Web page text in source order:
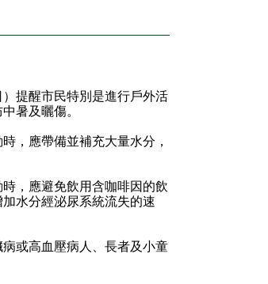
提醒市民特別是進行戶外活
暑及曬傷。
應帶備並補充大量水分，
，應避免飲用含咖啡因的飲
水分經泌尿系統流失的速
或高血壓病人、長者及小童